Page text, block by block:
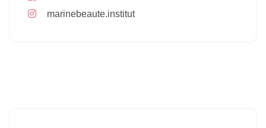
marinebeaute.institut